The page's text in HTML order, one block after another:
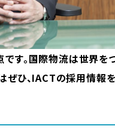
す。国際物流は世界を
ぜひ、IACTの採用情報